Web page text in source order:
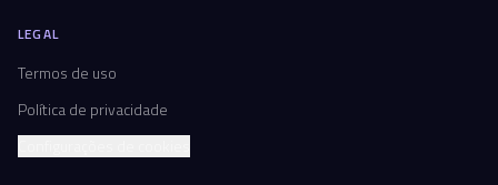
LEGAL
Termos de uso
Política de privacidade